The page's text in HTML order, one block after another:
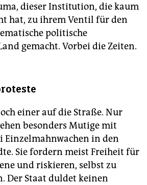
dieser Institution, die kaum
hat, zu ihrem Ventil für den
politische
gemacht. Vorbei die Zeiten.
einer auf die Straße. Nur
besonders Mutige mit
Einzelmahnwachen in den
Sie fordern meist Freiheit für
und riskieren, selbst zu
Der Staat duldet keinen